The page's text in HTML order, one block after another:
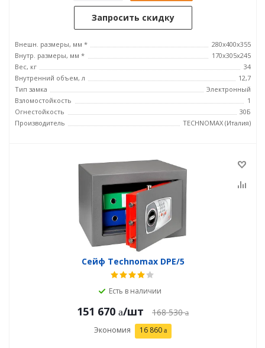
Запросить скидку
Внешн. размеры, мм *
280х400х355
Внутр. размеры, мм *
170х305х245
Вес, кг
34
Внутренний объем, л
12,7
Тип замка
Электронный
Взломостойкость
1
Огнестойкость
30Б
Производитель
TECHNOMAX (Италия)
Сейф Technomax DPE/5
Есть в наличии
151 670 /шт 168 530
Экономия 16 860